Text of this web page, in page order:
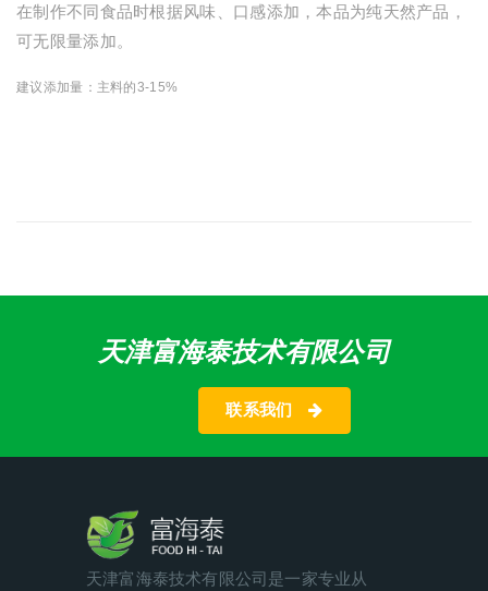
在制作不同食品时根据风味、口感添加，本品为纯天然产品，
可无限量添加。
建议添加量：主料的3-15%
天津富海泰技术有限公司
联系我们
天津富海泰技术有限公司是一家专业从